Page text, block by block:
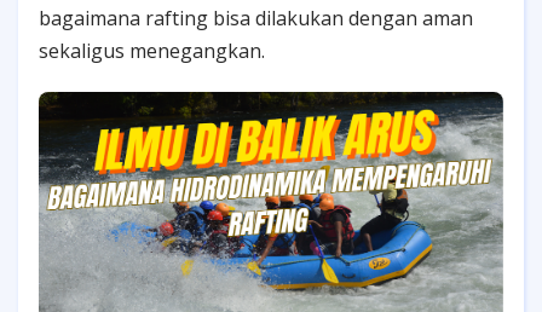
bagaimana rafting bisa dilakukan dengan aman
sekaligus menegangkan.